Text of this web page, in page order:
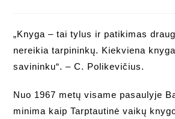
„Knyga – tai tylus ir patikimas
nereikia tarpininkų. Kiekviena
savininku“. – C. Polikevičius.
Nuo 1967 metų visame pasaulyje
minima kaip Tarptautinė vaikų